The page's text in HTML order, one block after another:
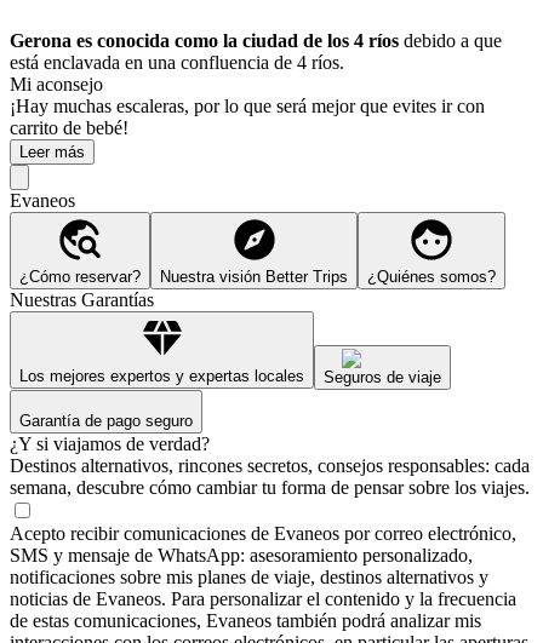
Gerona es conocida como la ciudad de los 4 ríos debido a que
está enclavada en una confluencia de 4 ríos.
Mi aconsejo
¡Hay muchas escaleras, por lo que será mejor que evites ir con
carrito de bebé!
Leer más
Evaneos
¿Cómo reservar? Nuestra visión Better Trips ¿Quiénes somos?
Nuestras Garantías
Los mejores expertos y expertas locales Seguros de viaje
Garantía de pago seguro
¿Y si viajamos de verdad?
Destinos alternativos, rincones secretos, consejos responsables: cada
semana, descubre cómo cambiar tu forma de pensar sobre los viajes.
Acepto recibir comunicaciones de Evaneos por correo electrónico,
SMS y mensaje de WhatsApp: asesoramiento personalizado,
notificaciones sobre mis planes de viaje, destinos alternativos y
noticias de Evaneos. Para personalizar el contenido y la frecuencia
de estas comunicaciones, Evaneos también podrá analizar mis